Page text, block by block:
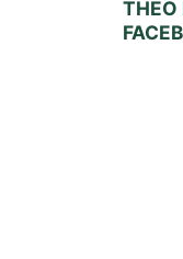
THEO